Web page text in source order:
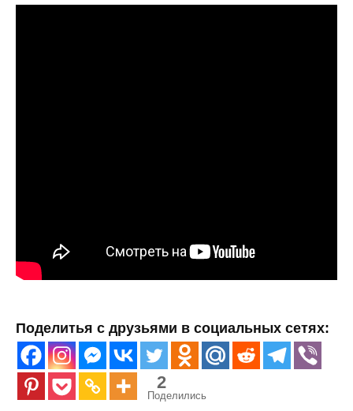
Поделитья с друзьями в социальных сетях:
2
Поделились